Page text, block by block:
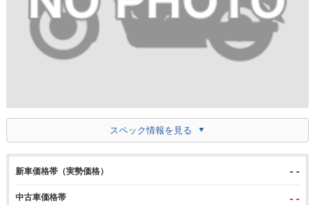
スペック情報を見る
新車価格帯（実勢価格） - -
中古車価格帯 - -